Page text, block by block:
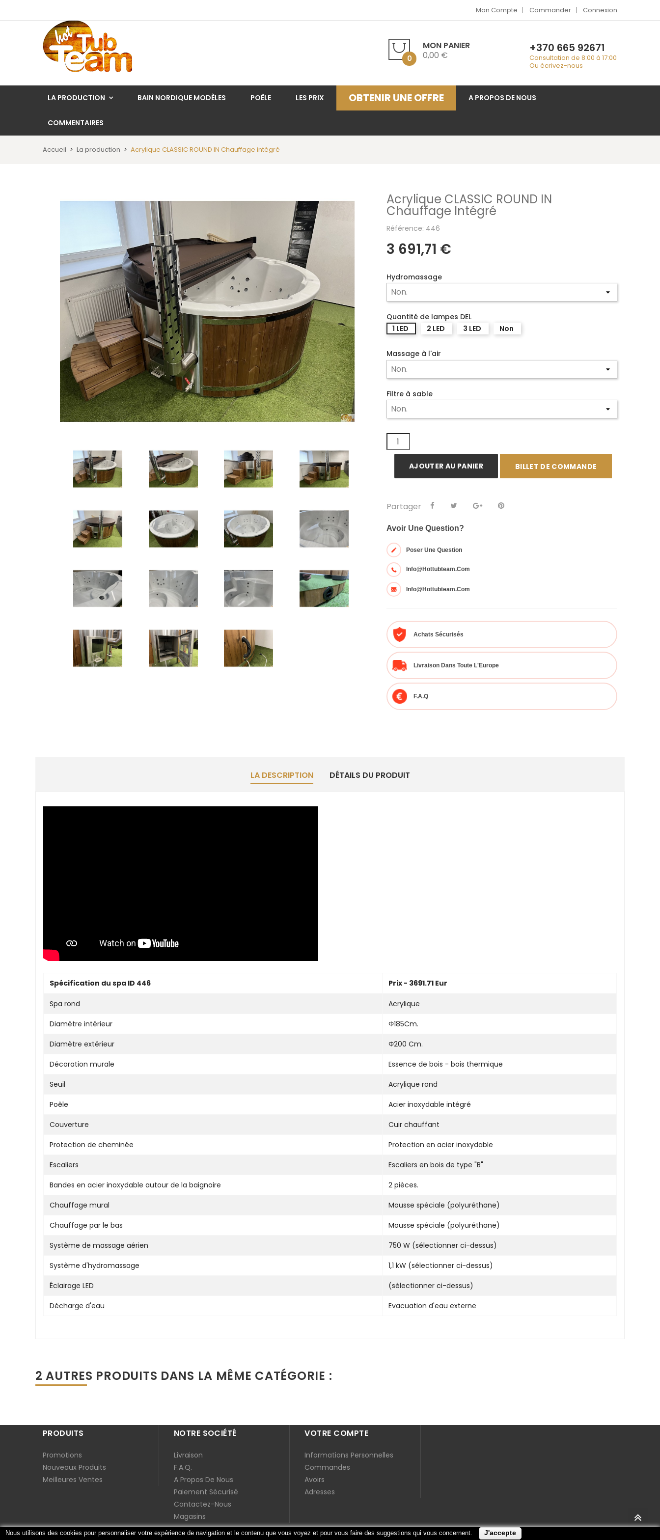
Mon Compte Commander Connexion
MON PANIER
0 0,00 €
+370 665 92671
Consultation de 8:00 à 17:00
Ou écrivez-nous
LA PRODUCTION BAIN NORDIQUE MODÈLES POÊLE LES PRIX OBTENIR UNE OFFRE A PROPOS DE NOUS
COMMENTAIRES
Accueil La production Acrylique CLASSIC ROUND IN Chauffage intégré
Acrylique CLASSIC ROUND IN
Chauffage Intégré
Référence: 446
3 691,71 €
Hydromassage
Quantité de lampes DEL
1 LED
2 LED 3 LED Non
Massage à l'air
Filtre à sable
AJOUTER AU PANIER BILLET DE COMMANDE
Partager
Avoir Une Question?
Poser Une Question
Info@hottubteam.com
Info@hottubteam.com
Achats Sécurisés
Livraison Dans Toute L'Europe
F.A.Q
LA DESCRIPTION DÉTAILS DU PRODUIT
Spécification du spa ID 446 Prix - 3691.71 Eur
Spa rond Acrylique
Diamètre intérieur Φ185Cm.
Diamètre extérieur Φ200 Cm.
Décoration murale Essence de bois - bois thermique
Seuil Acrylique rond
Poêle Acier inoxydable intégré
Couverture Cuir chauffant
Protection de cheminée Protection en acier inoxydable
Escaliers Escaliers en bois de type "B"
Bandes en acier inoxydable autour de la baignoire 2 pièces.
Chauffage mural Mousse spéciale (polyuréthane)
Chauffage par le bas Mousse spéciale (polyuréthane)
Système de massage aérien 750 W (sélectionner ci-dessus)
Système d'hydromassage 1,1 kW (sélectionner ci-dessus)
Éclairage LED (sélectionner ci-dessus)
Décharge d'eau Evacuation d'eau externe
2 AUTRES PRODUITS DANS LA MÊME CATÉGORIE :
PRODUITS
Promotions
Nouveaux Produits
Meilleures Ventes
NOTRE SOCIÉTÉ
Livraison
F.A.Q.
A Propos De Nous
Paiement Sécurisé
Contactez-Nous
Magasins
VOTRE COMPTE
Informations Personnelles
Commandes
Avoirs
Adresses
Nous utilisons des cookies pour personnaliser votre expérience de navigation et le contenu que vous voyez et pour vous faire des suggestions qui vous concernent. J'accepte